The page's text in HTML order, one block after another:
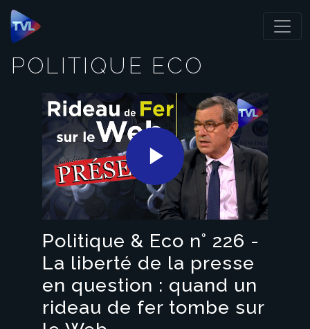
Panneau de gestion des cookies
POLITIQUE ECO
Play
Video
Politique & Eco n° 226 -
La liberté de la presse
en question : quand un
rideau de fer tombe sur